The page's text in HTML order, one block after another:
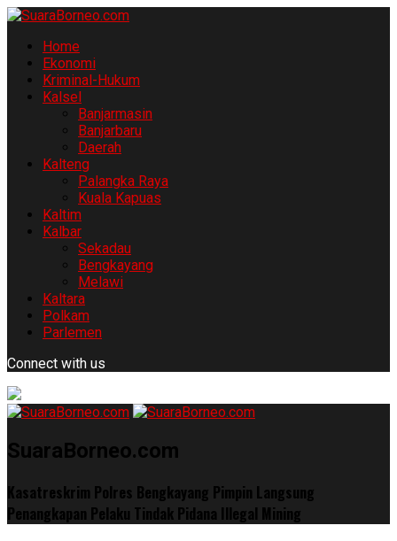
Home
Ekonomi
Kriminal-Hukum
Kalsel
Banjarmasin
Banjarbaru
Daerah
Kalteng
Palangka Raya
Kuala Kapuas
Kaltim
Kalbar
Sekadau
Bengkayang
Melawi
Kaltara
Polkam
Parlemen
Connect with us
SuaraBorneo.com
Kasatreskrim Polres Bengkayang Pimpin Langsung
Penangkapan Pelaku Tindak Pidana Illegal Mining